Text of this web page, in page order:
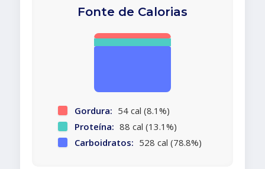
Fonte de Calorias
Gordura: 54 cal (8.1%)
Proteína: 88 cal (13.1%)
Carboidratos: 528 cal (78.8%)